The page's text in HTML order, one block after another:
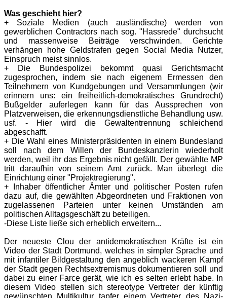
Was geschieht hier?
+ Soziale Medien (auch ausländische) werden von
gewerblichen Contractors nach sog. "Hassrede" durchsucht
und massenweise Beiträge verschwinden. Gerichte
verhängen hohe Geldstrafen gegen Social Media Nutzer,
Einspruch meist sinnlos.
+ Die Bundespolizei bekommt quasi Gerichtsmacht
zugesprochen, indem sie nach eigenem Ermessen den
Teilnehmern von Kundgebungen und Versammlungen (wir
erinnern uns: ein freiheitlich-demokratisches Grundrecht)
Bußgelder auferlegen kann für das Aussprechen von
Platzverweisen, die erkennungsdienstliche Behandlung usw.
usf. - Hier wird die Gewaltentrennung schleichend
abgeschafft.
+ Die Wahl eines Ministerpräsidenten in einem Bundesland
soll nach dem Willen der Bundeskanzlerin wiederholt
werden, weil ihr das Ergebnis nicht gefällt. Der gewählte MP
tritt daraufhin von seinem Amt zurück. Man überlegt die
Einrichtung einer "Projektregierung".
+ Inhaber öffentlicher Ämter und politischer Posten rufen
dazu auf, die gewählten Abgeordneten und Fraktionen von
zugelassenen Parteien unter keinen Umständen am
politischen Alltagsgeschäft zu beteiligen.
-Diese Liste ließe sich erheblich erweitern...
Der neueste Clou der antidemokratischen Kräfte ist ein
Video der Stadt Dortmund, welches in simpler Sprache und
mit infantiler Bildgestaltung den angeblich wackeren Kampf
der Stadt gegen Rechtsextremismus dokumentieren soll und
dabei zu einer Farce gerät, wie ich es selten erlebt habe. In
diesem Video stellen sich stereotype Vertreter der künftig
gewünschten Multikultur tapfer einem Vertreter des Nazi-